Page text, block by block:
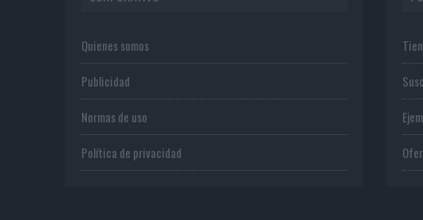
Quienes somos
Publicidad
Normas de uso
Política de privacidad